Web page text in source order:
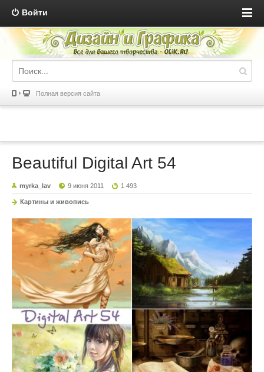
Войти
Полная версия сайта
Beautiful Digital Art 54
myrka_lav 9 июня 2011 1 493
Картины и живопись